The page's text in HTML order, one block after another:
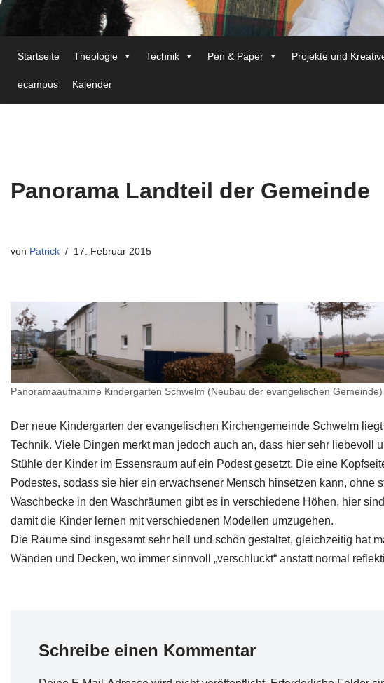
Startseite Theologie Technik Pen & Paper Projekte und
ecampus Kalender
Panorama Landteil der Gemeinde
von Patrick 17. Februar 2015
Panoramaaufnahme Kindergarten Schwelm (Neubau der evangelischen Gemeinde)
Der neue Kindergarten der evangelischen Kirchengemeinde Schwelm
Technik. Viele Dingen merkt man jedoch auch an, dass hier sehr liebevoll
Stühle der Kinder im Essensraum auf ein Podest gesetzt. Die eine
Podestes, sodass sie hier ein erwachsener Mensch hinsetzen kann, ohne
Waschbecke in den Waschräumen gibt es in verschiedene Höhen, hier
damit die Kinder lernen mit verschiedenen Modellen umzugehen.
Die Räume sind insgesamt sehr hell und schön gestaltet, gleichzeitig hat
Wänden und Decken, wo immer sinnvoll „verschluckt“ anstatt normal
Schreibe einen Kommentar